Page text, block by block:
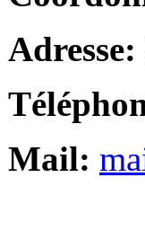
Adresse:
Mail: